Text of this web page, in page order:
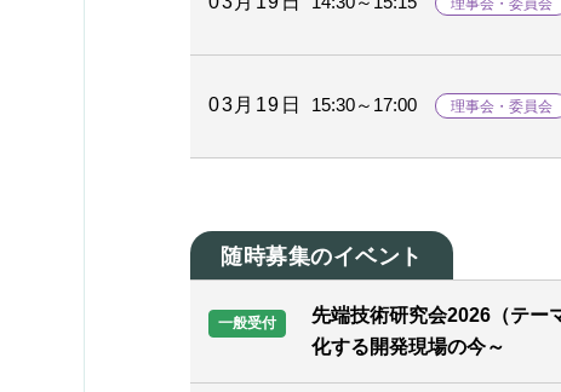
理事会・委員会
03月19日 15:30～17:00 理事会・委員会
随時募集のイベント
一般受付
先端技術研究会2026（テー
化する開発現場の今～